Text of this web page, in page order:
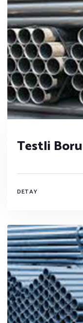
Testli Boru
DETAY